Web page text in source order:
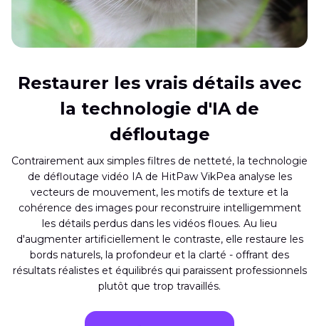
Restaurer les vrais détails avec
la technologie d'IA de
défloutage
Contrairement aux simples filtres de netteté, la technologie
de défloutage vidéo IA de HitPaw VikPea analyse les
vecteurs de mouvement, les motifs de texture et la
cohérence des images pour reconstruire intelligemment
les détails perdus dans les vidéos floues. Au lieu
d'augmenter artificiellement le contraste, elle restaure les
bords naturels, la profondeur et la clarté - offrant des
résultats réalistes et équilibrés qui paraissent professionnels
plutôt que trop travaillés.